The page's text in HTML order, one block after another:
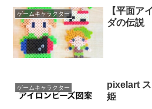
ゲームキャラクター
【平面ア
ダの伝説
ゲームキャラクター
pixelart
姫